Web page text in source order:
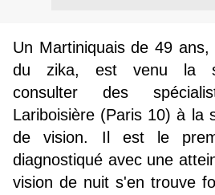
Un Martiniquais de 49
du zika, est venu la
consulter des
Lariboisière (Paris 10) à la
de vision. Il est le
diagnostiqué avec une
vision de nuit s'en trouve